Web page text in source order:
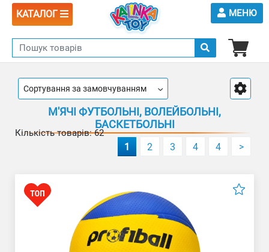
КАТАЛОГ МЕНЮ
Сортування за замовчуванням
М'ЯЧІ ФУТБОЛЬНІ, ВОЛЕЙБОЛЬНІ,
БАСКЕТБОЛЬНІ
1 2 3 4 4 >
Кількість товарів: 62